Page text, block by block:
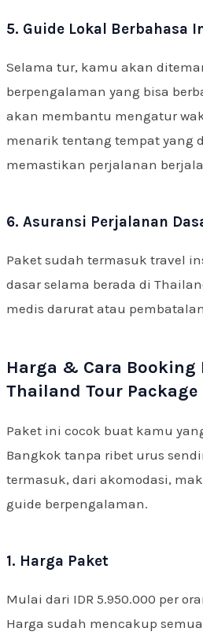
5. Guide Lokal Berbahasa
Selama tur, kamu akan
berpengalaman yang bisa
akan membantu mengatur
menarik tentang tempat yang
memastikan perjalanan
6. Asuransi Perjalanan
Paket sudah termasuk travel
dasar selama berada di
medis darurat atau
Harga & Cara Booking
Thailand Tour Package
Paket ini cocok buat kamu
Bangkok tanpa ribet urus
termasuk, dari akomodasi,
guide berpengalaman.
1. Harga Paket
Mulai dari IDR 5.950.000 per
Harga sudah mencakup